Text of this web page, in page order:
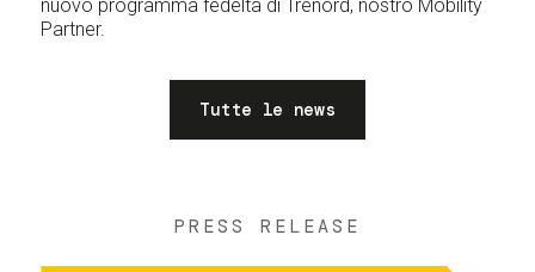
nuovo programma fedeltà di Trenord, nostro Mobility
Partner.
Tutte le news
PRESS RELEASE